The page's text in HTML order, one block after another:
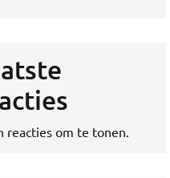
reacties om te tonen.